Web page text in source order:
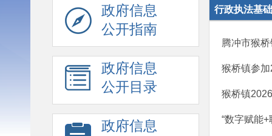
政府信息
公开指南
政府信息
公开目录
政府信息
行政执法基
腾冲市猴
猴桥镇参
猴桥镇
“数字赋能